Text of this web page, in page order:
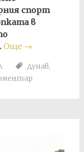
спорт
в
Още →
Дунав,